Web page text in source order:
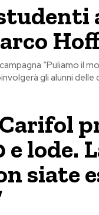
“Puliamo il
gli alunni delle
lode.
siate